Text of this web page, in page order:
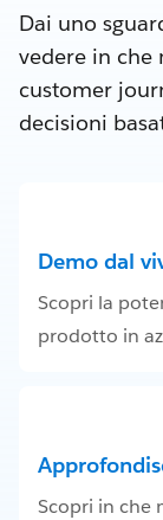
Dai uno
vedere in che
customer
decisioni
Demo dal
Scopri la
prodotto in
Scopri in che